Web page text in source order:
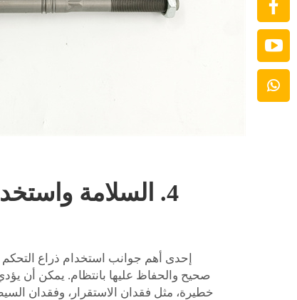
4. السلامة
إحدى أهم جوانب استخدام ذراع
صحيح والحفاظ عليها بانتظام. يمكن أن
خطيرة، مثل فقدان الاستقرار، وفقدان